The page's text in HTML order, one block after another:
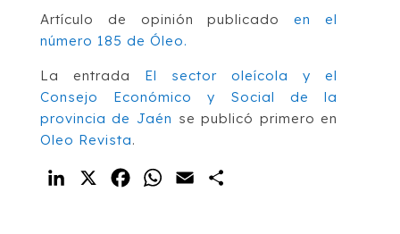
Artículo de opinión publicadoen el
número 185 de Óleo.
La entrada El sector oleícola y el
Consejo Económico y Social de la
provincia de Jaén se publicó primero en
Oleo Revista.
LinkedIn FacebookWhatsApp
Email